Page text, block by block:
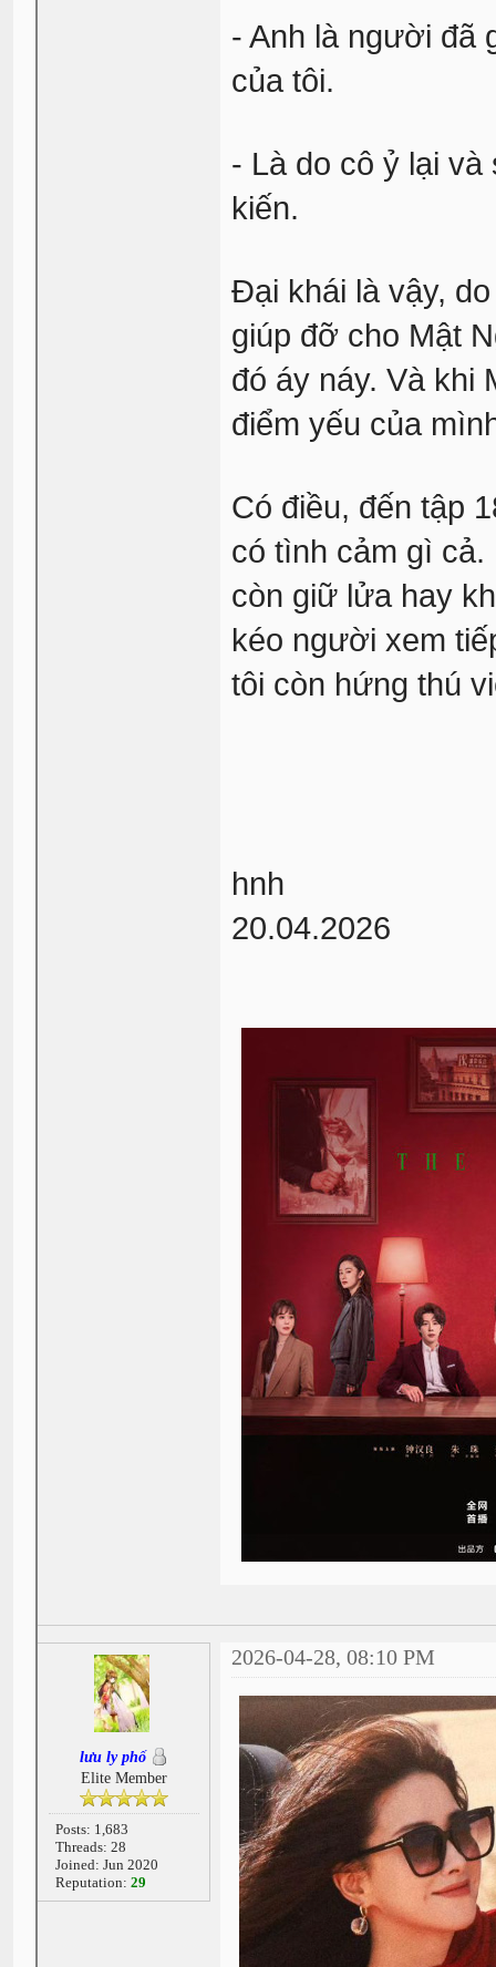
- Anh là người đã
của tôi.
- Là do cô ỷ lại và
kiến.
Đại khái là vậy,
giúp đỡ cho Mật
đó áy náy. Và khi
điểm yếu của
Có điều, đến tập
có tình cảm gì cả.
còn giữ lửa hay
kéo người xem
tôi còn hứng thú
hnh
20.04.2026
lưu ly phố
Elite Member
Posts: 1,683
Threads: 28
Joined: Jun 2020
Reputation: 29
2026-04-28, 08:10 PM